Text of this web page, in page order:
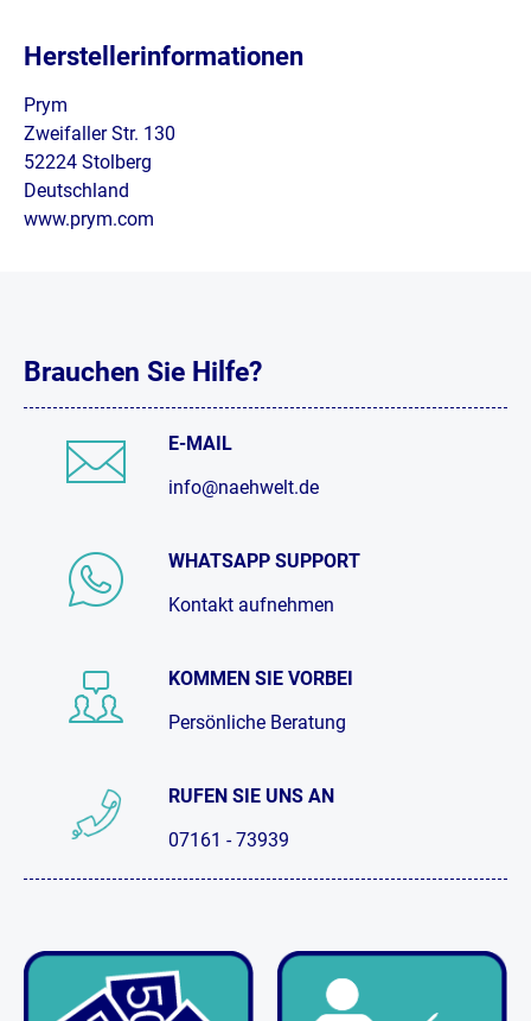
Herstellerinformationen
Prym
Zweifaller Str. 130
52224 Stolberg
Deutschland
www.prym.com
Brauchen Sie Hilfe?
E-MAIL
info@naehwelt.de
WHATSAPP SUPPORT
Kontakt aufnehmen
KOMMEN SIE VORBEI
Persönliche Beratung
RUFEN SIE UNS AN
07161 - 73939